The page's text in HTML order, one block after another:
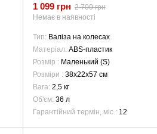
колесах, пластикова,
Фіолетовий
1 099 грн 2 700 грн
Немає в наявності
Тип Валіза на колесах
Матеріал ABS-пластик
Розмір
Маленький (S)
Розміри
38х22х57 см
Вага 2,5 кг
Об'єм 36 л
Гарантійний термін, міс.
12